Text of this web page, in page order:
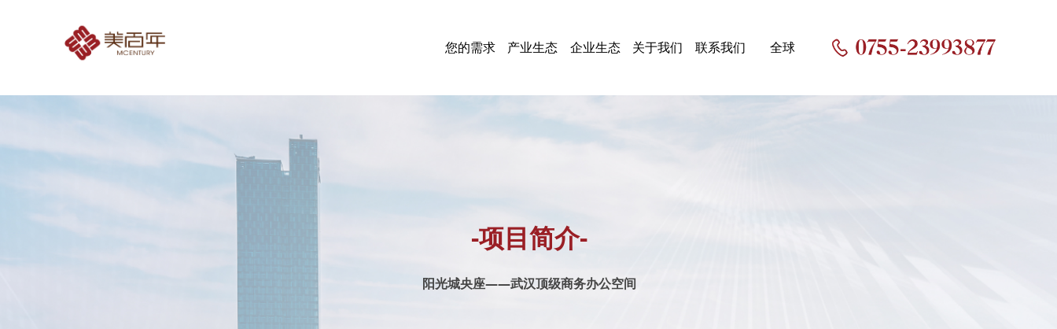
您的需求 产业生态 企业生态 关于我们 联系我们 全球
阳光城央座——武汉顶级商务办公空间
-项目简介-